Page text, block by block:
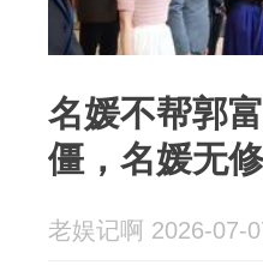
名媛不帮郭
僵，名媛无
老娱记啊 2026-07-